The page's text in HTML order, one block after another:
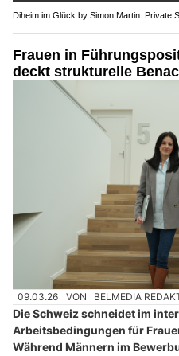
Diheim im Glück by Simon Martin: Private
Frauen in
deckt strukturelle
09.03.26 VON BELMEDIA
Die Schweiz schneidet im
Arbeitsbedingungen für
Während Männern im